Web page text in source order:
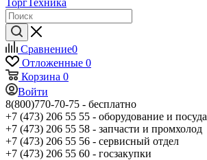
Сравнение0
Отложенные 0
Корзина 0
Войти
8(800)770-70-75 - бесплатно
+7 (473) 206 55 55 - оборудование и посуда
+7 (473) 206 55 58 - запчасти и промхолод
+7 (473) 206 55 56 - сервисный отдел
+7 (473) 206 55 60 - госзакупки